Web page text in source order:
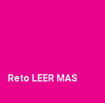
Reto LEER MAS